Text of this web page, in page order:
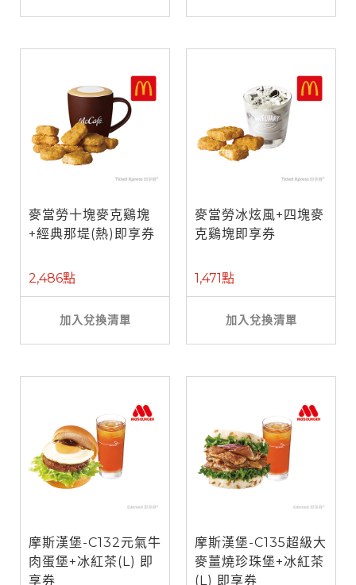
麥當勞十塊麥克鷄塊
+經典那堤(熱)即享券
2,486點
加入兌換清單
麥當勞冰炫風+四塊麥
克鷄塊即享券
1,471點
加入兌換清單
摩斯漢堡-C132元氣牛
肉蛋堡+冰紅茶(L) 即
享券
摩斯漢堡-C135超級大
麥薑燒珍珠堡+冰紅茶
(L) 即享券